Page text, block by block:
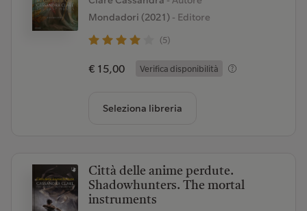
Mondadori (2021)- Editore
(5)
€ 15,00 Verifica disponibilità
Seleziona libreria
Città delle anime perdute.
Shadowhunters. The mortal
instruments